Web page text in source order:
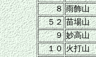
８ 雨飾山
５２ 苗場山
９ 妙高山
１０ 火打山